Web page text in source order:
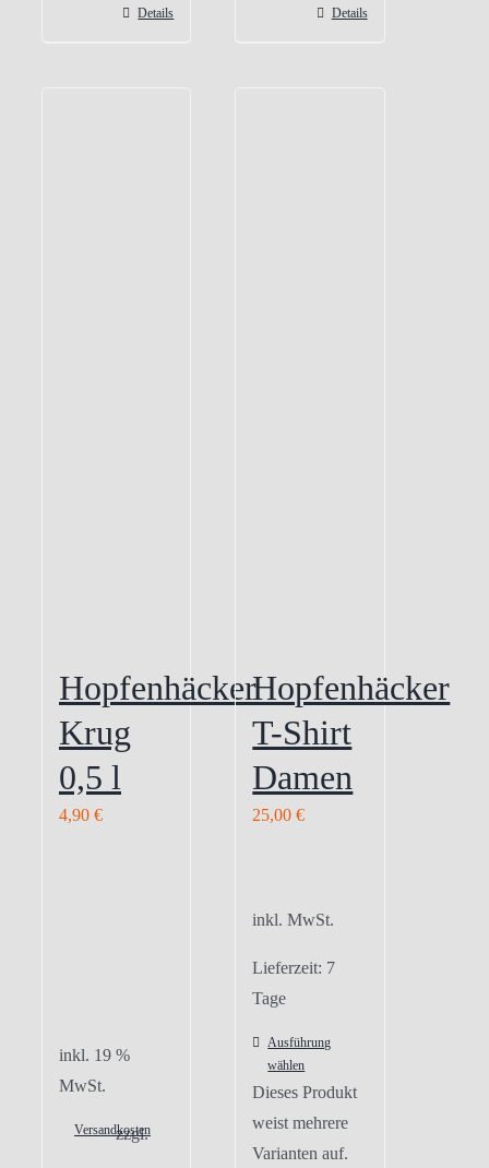
Details
Details
Hopfenhäcker
Krug
0,5 l
4,90 €
inkl. 19 %
MwSt.
zzgl.
Versandkosten
Hopfenhäcker
T-Shirt
Damen
25,00€
inkl. MwSt.
Lieferzeit: 7
Tage
Ausführung
wählen
Dieses Produkt
weist mehrere
Varianten auf.